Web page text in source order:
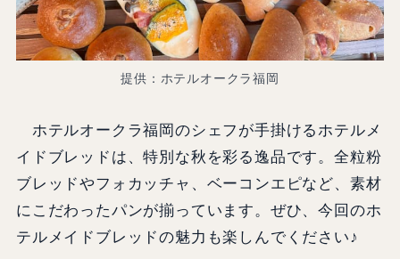
提供：ホテルオークラ福岡
ホテルオークラ福岡のシェフが手掛けるホテルメ
イドブレッドは、特別な秋を彩る逸品です。全粒粉
ブレッドやフォカッチャ、ベーコンエピなど、素材
にこだわったパンが揃っています。ぜひ、今回のホ
テルメイドブレッドの魅力も楽しんでください♪